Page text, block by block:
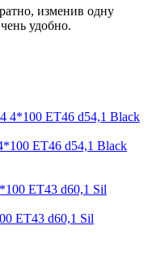
изменив одну
удобно.
ET46 d54,1 Black
ET43 d60,1 Sil